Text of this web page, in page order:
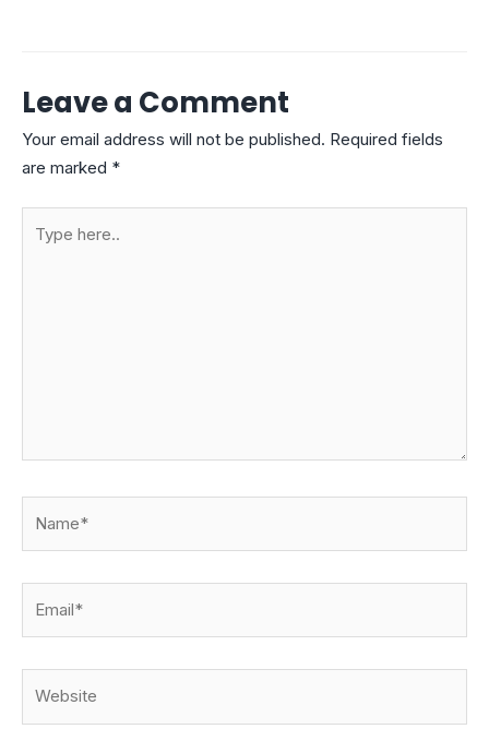
Leave a Comment
Your email address will not be published. Required fields
are marked *
here..